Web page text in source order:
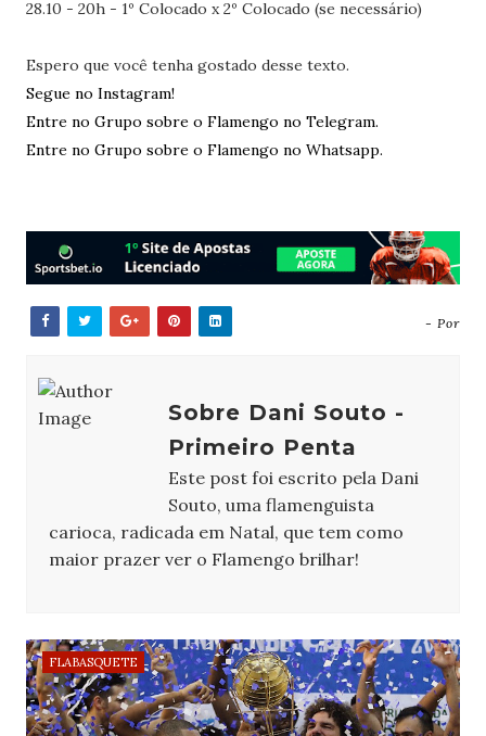
28.10 - 20h - 1º Colocado x 2º Colocado (se necessário)
Espero que você tenha gostado desse texto.
Segue no Instagram!
Entre no Grupo sobre o Flamengo no Telegram.
Entre no Grupo sobre o Flamengo no Whatsapp.
- Por
Sobre Dani Souto -
Primeiro Penta
Este post foi escrito pela Dani
Souto, uma flamenguista
carioca, radicada em Natal, que tem como
maior prazer ver o Flamengo brilhar!
FLABASQUETE